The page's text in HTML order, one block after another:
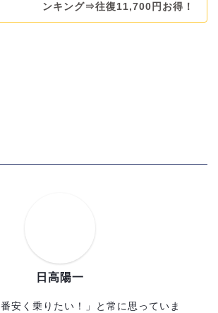
ンキング⇒往復11,700円お得！
日高陽一
番安く乗りたい！」と常に思っていま